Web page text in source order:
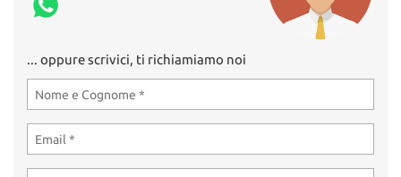
... oppure scrivici, ti richiamiamo noi